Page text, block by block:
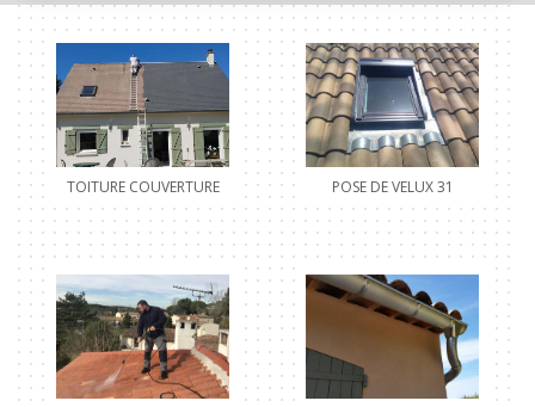
TOITURE COUVERTURE POSE DE VELUX 31